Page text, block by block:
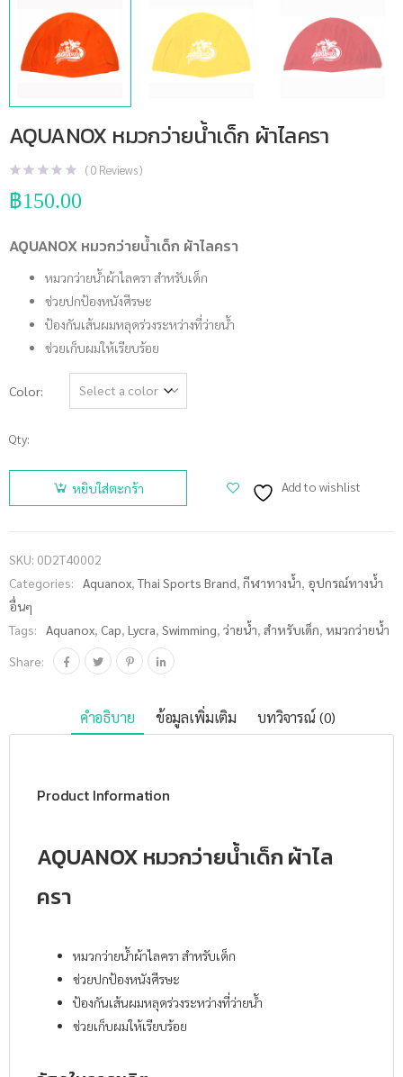
AQUANOX หมวกว่ายน้ำเด็ก ผ้าไลครา
(0 Reviews )
฿150.00
AQUANOX หมวกว่ายน้ำเด็ก ผ้าไลครา
หมวกว่ายน้ำผ้าไลครา สำหรับเด็ก
ช่วยปกป้องหนังศีรษะ
ป้องกันเส้นผมหลุดร่วงระหว่างที่ว่ายน้ำ
ช่วยเก็บผมให้เรียบร้อย
Color
Qty:
จำนวน
AQUANOX
หมวกว่าย
หยิบใส่ตะกร้า Add to wishlist
SKU: 0D2T40002
Categories:
Aquanox,Thai Sports Brand, กีฬาทางน้ำ, อุปกรณ์ทางน้ำ
อื่นๆ
Tags:
Aquanox, Cap, Lycra, Swimming, ว่ายน้ำ, สำหรับเด็ก, หมวกว่ายน้ำ
Share:
คำอธิบาย ข้อมูลเพิ่มเติม บทวิจารณ์ (0)
Product Information
AQUANOX หมวกว่ายน้ำเด็ก ผ้าไล
ครา
หมวกว่ายน้ำผ้าไลครา สำหรับเด็ก
ช่วยปกป้องหนังศีรษะ
ป้องกันเส้นผมหลุดร่วงระหว่างที่ว่ายน้ำ
ช่วยเก็บผมให้เรียบร้อย